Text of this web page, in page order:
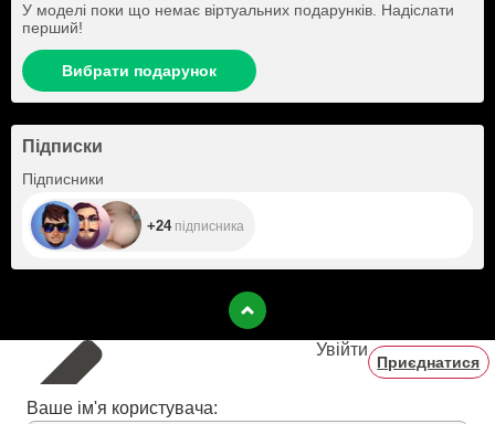
У моделі поки що немає віртуальних подарунків. Надіслати
перший!
Вибрати подарунок
Підписки
Підписники
+24підписника
Увійти
Приєднатися
Ваше ім'я користувача: